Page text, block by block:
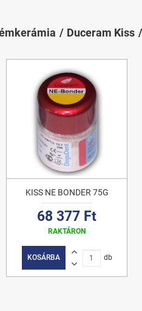
Duceram Kiss
KISS NE BONDER 75G
68 377 Ft
RAKTÁRON
KOSÁRBA db